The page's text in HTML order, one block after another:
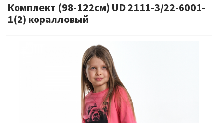
Комплект (98-122см) UD 2111-3/22-6001-
1(2) коралловый